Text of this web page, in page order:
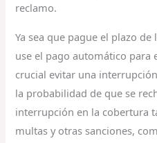
reclamo.
Ya sea que pague el plazo
use el pago automático para
crucial evitar una
la probabilidad de que se
interrupción en la cobertura
multas y otras sanciones,